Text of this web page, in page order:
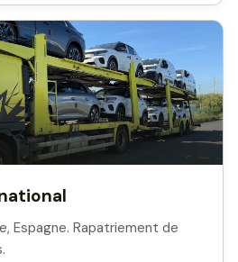
Espagne. Rapatriement de